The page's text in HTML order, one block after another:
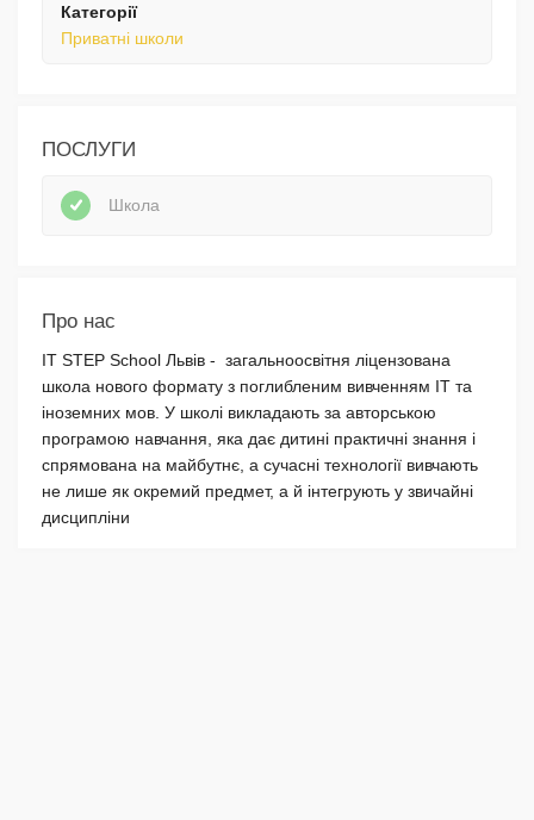
Категорії
Приватні школи
ПОСЛУГИ
Школа
Про нас
IТ STEP School Львів - загальноосвітня ліцензована
школа нового формату з поглибленим вивченням IT та
іноземних мов. У школі викладають за авторською
програмою навчання, яка дає дитині практичні знання і
спрямована на майбутнє, а сучасні технології вивчають
не лише як окремий предмет, а й інтегрують у звичайні
дисципліни